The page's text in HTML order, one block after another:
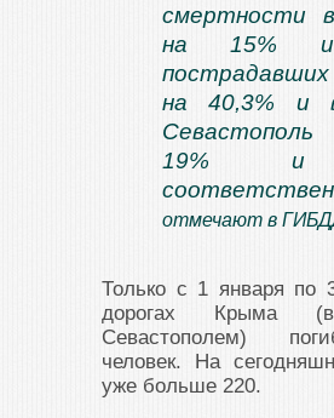
на 15% и
на 40,3% и
19% и
отмечают в
Только с 1 января по
дорогах Крыма
Севастополем)
человек. На
уже больше 220.